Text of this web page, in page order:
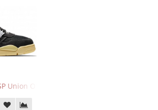
Union Off Noir